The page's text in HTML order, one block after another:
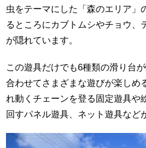
虫をテーマにした「森のエリア」
るところにカブトムシやチョウ、
が隠れています。
この遊具だけでも6種類の滑り台
合わせてさまざまな遊びが楽しめ
れ動くチェーンを登る固定遊具や
回すパネル遊具、ネット遊具など